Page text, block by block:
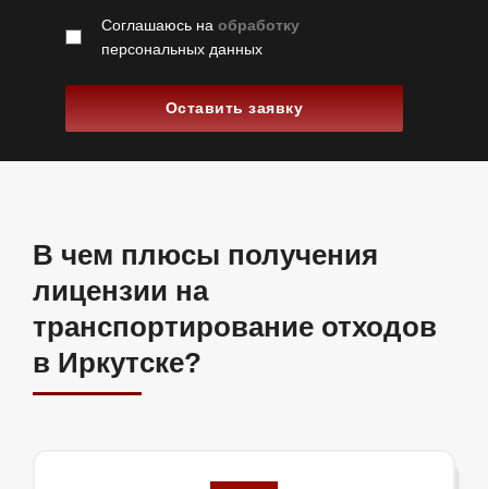
Соглашаюсь на обработку
персональных данных
Оставить заявку
В чем плюсы получения
лицензии на
транспортирование отходов
в Иркутске?